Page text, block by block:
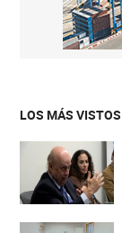
LOS MÁS VISTOS